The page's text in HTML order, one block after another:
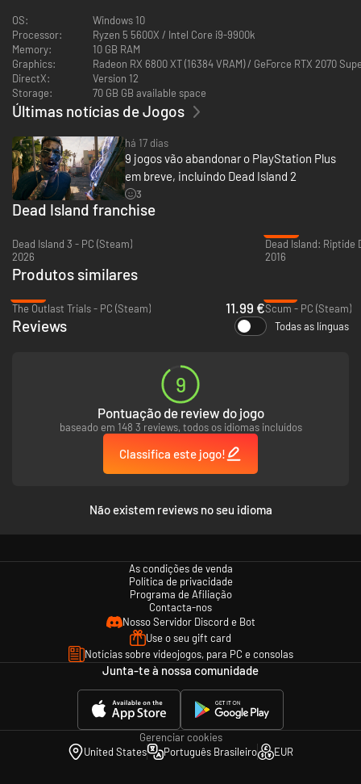
Para clientes na Alemanha - Depois de derrotarem os zombies, os
jogadores deixarão de poder causar-lhes danos ou desmembrar os seus
cadáveres. Os jogadores da versão USK podem participar em sessões
cooperativas com jogadores internacionais através de convites de amigos
e ao juntarem-se a amigos. Em emparelhamento público, os jogadores da
versão USK apenas poderão jogar com outros jogadores da versão USK.
OS:
Windows 10
Processor:
Ryzen 5 5600X / Intel Core i9-9900k
Memory:
10 GB RAM
Graphics:
Radeon RX 6800 XT (16384 VRAM) / GeForce RTX 2070
DirectX:
Version 12
Storage:
70 GB GB available space
Últimas notícias de Jogos
há 17 dias
9 jogos vão abandonar o PlayStation Plus
em breve, incluindo Dead Island 2
3
Dead Island franchise
Dead Island 3 - PC (Steam)
2026
2016
Produtos similares
The Outlast Trials - PC (Steam)
11.99 €Scum - PC (Steam)
Reviews Todas as línguas
9
Pontuação de review do jogo
baseado em 148 3 reviews, todos os idiomas incluídos
Classifica este jogo!
Não existem reviews no seu idioma
As condições de venda
Política de privacidade
Programa de Afiliação
Contacta-nos
Nosso Servidor Discord e Bot
Use o seu gift card
Notícias sobre videojogos, para PC e consolas
Junta-te à nossa comunidade
Gerenciar cookies
United States
Português Brasileiro EUR